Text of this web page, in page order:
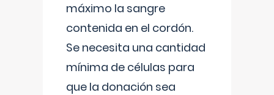
máximo la sangre
contenida en el cordón.
Se necesita una cantidad
mínima de células para
que la donación sea